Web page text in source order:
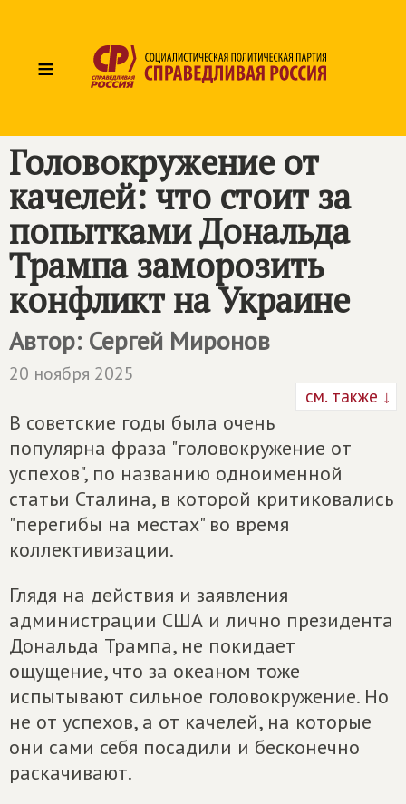
≡
Головокружение от
качелей: что стоит за
попытками Дональда
Трампа заморозить
конфликт на Украине
Автор: Сергей Миронов
20 ноября 2025
см. также ↓
В советские годы была очень
популярна фраза "головокружение от
успехов", по названию одноименной
статьи Сталина, в которой критиковались
"перегибы на местах" во время
коллективизации.
Глядя на действия и заявления
администрации США и лично президента
Дональда Трампа, не покидает
ощущение, что за океаном тоже
испытывают сильное головокружение. Но
не от успехов, а от качелей, на которые
они сами себя посадили и бесконечно
раскачивают.